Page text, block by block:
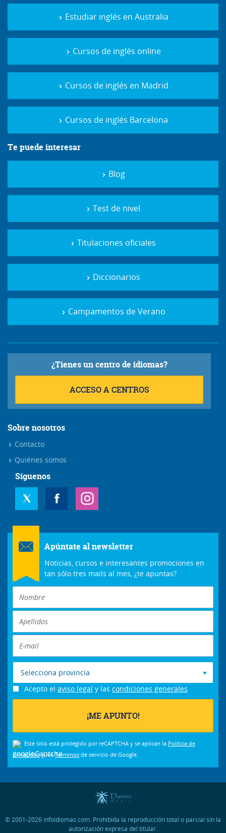
Estudiar inglés en Australia
Cursos de inglés online
Cursos de inglés en Madrid
Cursos de inglés Barcelona
Te puede interesar
Blog
Test de nivel
Titulaciones oficiales
Diccionarios
Campamentos de Verano
¿Tienes un centro de idiomas?
ACCESO A CENTROS
Sobre nosotros
Contacto
Quiénes somos
Síguenos
Apúntate al newsletter
Noticias, cursos e interesantes promociones en
tan sólo tres mails al mes, ¿te apuntas?
Selecciona provincia
Acepto el aviso legal y las condiciones generales
Este sitio está protegido por reCAPTCHA y se aplican la Política de
privacidady losTérminos de servicio de Google.
© 2001-2026 infoidiomas.com. Prohibida la reproducción total o parcial sin la
autorización expresa del titular.